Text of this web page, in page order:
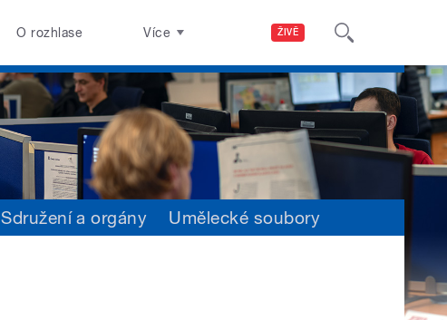
ŽIVĚ
O rozhlase Více
Sdružení a orgány Umělecké soubory